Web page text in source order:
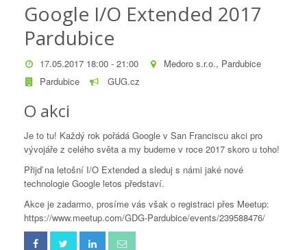
Google I/O Extended 2017
Pardubice
17.05.2017 18:00 - 21:00
Medoro s.r.o., Pardubice
Pardubice
GUG.cz
O akci
Je to tu! Každý rok pořádá Google v San Franciscu akci pro
vývojáře z celého světa a my budeme v roce 2017 skoro u toho!
Přijď na letošní I/O Extended a sleduj s námi jaké nové
technologie Google letos představí.
Akce je zadarmo, prosíme vás však o registraci přes Meetup:
https://www.meetup.com/GDG-Pardubice/events/239588476/